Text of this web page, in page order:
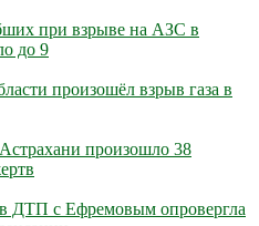
при взрыве на АЗС в
до 9
произошёл взрыв газа в
произошло 38
ДТП с Ефремовым опровергла